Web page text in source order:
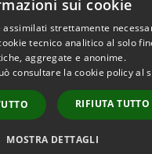
sui cookie
assimilati strettamente
tecnico analitico al solo
aggregate e anonime.
consultare la cookie policy al
RIFIUTA TUTTO
MOSTRA DETTAGLI